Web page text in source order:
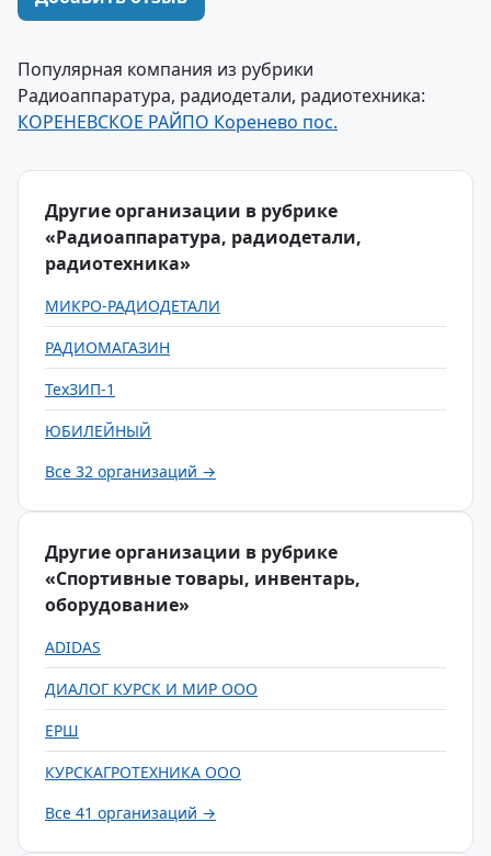
Популярная компания из рубрики
Радиоаппаратура, радиодетали, радиотехника:
КОРЕНЕВСКОЕ РАЙПО Коренево пос.
Другие организации в рубрике
«Радиоаппаратура, радиодетали,
радиотехника»
МИКРО-РАДИОДЕТАЛИ
РАДИОМАГАЗИН
ТехЗИП-1
ЮБИЛЕЙНЫЙ
Все 32 организаций →
Другие организации в рубрике
«Спортивные товары, инвентарь,
оборудование»
ADIDAS
ДИАЛОГ КУРСК И МИР ООО
ЕРШ
КУРСКАГРОТЕХНИКА ООО
Все 41 организаций →